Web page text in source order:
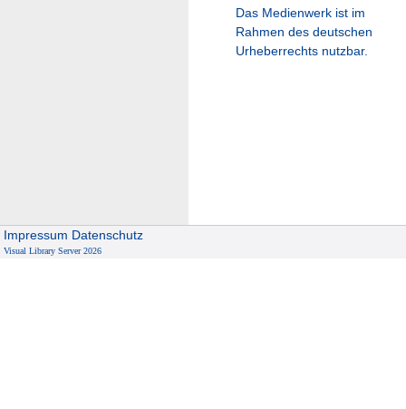
Das Medienwerk ist im
Rahmen des deutschen
Urheberrechts nutzbar.
Impressum Datenschutz
Visual Library Server 2026